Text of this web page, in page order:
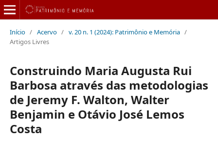
Início / Acervo / v. 20 n. 1 (2024): Patrimônio e Memória /
Artigos Livres
Construindo Maria Augusta Rui
Barbosa através das metodologias
de Jeremy F. Walton, Walter
Benjamin e Otávio José Lemos
Costa